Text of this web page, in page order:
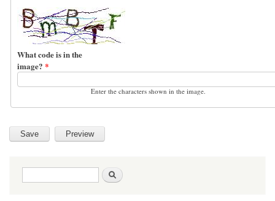
What code is in the
image? *
Enter the characters shown in the image.
Search form